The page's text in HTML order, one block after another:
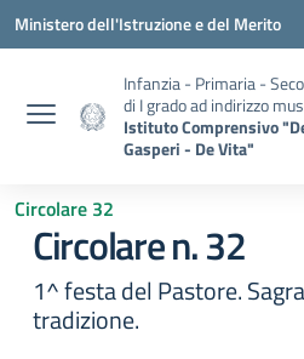
Vai ai contenuti
Vai al menu di navigazione
Vai al footer
Ministero dell'Istruzione e del Merito
Infanzia - Primaria -
di I grado ad indirizzo
Istituto Comprensivo
Gasperi - De Vita"
Circolare 32
Circolare n. 32
1^ festa del Pastore.
tradizione.